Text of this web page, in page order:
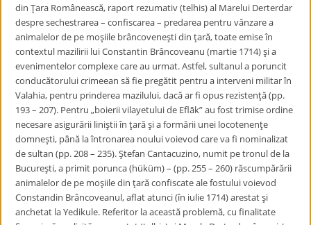
din Ţara Românească, raport rezumativ (telhis) al Marelui Derterdar
despre sechestrarea – confiscarea – predarea pentru vânzare a
animalelor de pe moşiile brâncoveneşti din ţară, toate emise în
contextul mazilirii lui Constantin Brâncoveanu (martie 1714) şi a
evenimentelor complexe care au urmat. Astfel, sultanul a poruncit
conducătorului crimeean să fie pregătit pentru a interveni militar în
Valahia, pentru prinderea mazilului, dacă ar fi opus rezistenţă (pp.
193 – 207). Pentru „boierii vilayetului de Eflāk” au fost trimise ordine
necesare asigurării liniştii în ţară şi a formării unei locotenenţe
domneşti, până la întronarea noului voievod care va fi nominalizat
de sultan (pp. 208 – 235). Ştefan Cantacuzino, numit pe tronul de la
Bucureşti, a primit porunca (hüküm) – (pp. 255 – 260) răscumpărării
animalelor de pe moşiile din ţară confiscate ale fostului voievod
Constandin Brâncoveanul, aflat atunci (în iulie 1714) arestat şi
anchetat la Yedikule. Referitor la această problemă, cu finalitate